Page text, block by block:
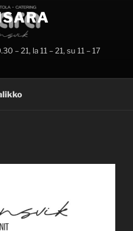
– 21, la 11 – 21, su 11 – 17